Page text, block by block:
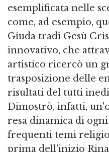
esemplificata nelle
come, ad esempio,
Giuda tradì Gesù
innovativo, che
artistico ricercò un
trasposizione delle
risultati del tutti
Dimostrò, infatti,
resa dinamica di
frequenti temi
prima dell'inizio